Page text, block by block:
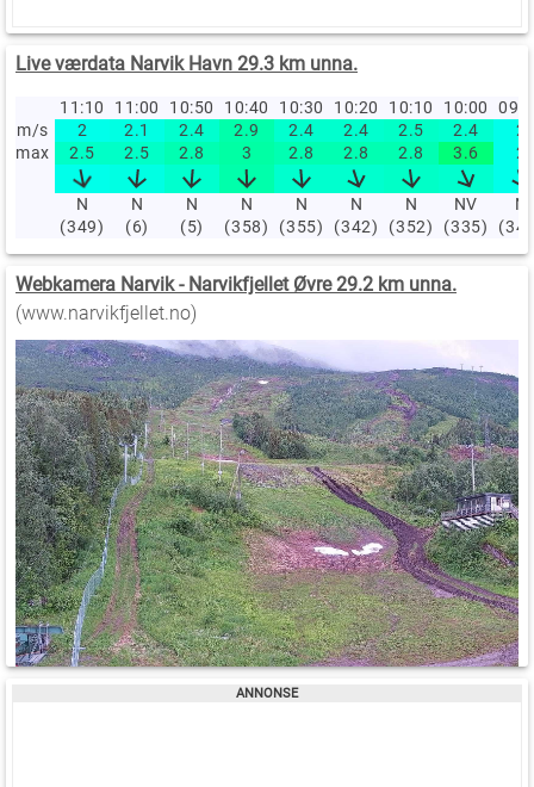
Live værdata Narvik Havn 29.3 km unna.
11:10 11:00 10:50 10:40 10:30 10:20 10:10 10:00
m/s
2 2.1 2.4 2.9 2.4 2.4 2.5 2.4
2
max
2.5 2.5 2.8 3 2.8 2.8 2.8 3.6 2
N
(349)
N
(6)
N
(5)
N
(358)
N
(355)
N
(342)
N
(352)
NV
(335)
N
Webkamera Narvik - Narvikfjellet Øvre 29.2 km unna.
(www.narvikfjellet.no)